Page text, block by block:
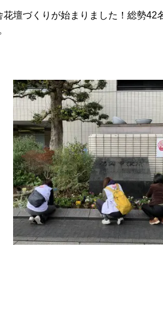
壇づくりが始まりました！ 総勢42